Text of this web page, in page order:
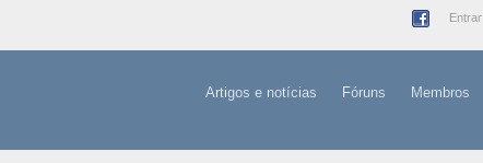
Entrar
Artigos e notícias Fóruns Membros